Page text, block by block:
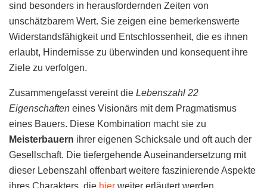
sind besonders in herausfordernden Zeiten von
unschätzbarem Wert. Sie zeigen eine bemerkenswerte
Widerstandsfähigkeit und Entschlossenheit, die es ihnen
erlaubt, Hindernisse zu überwinden und konsequent ihre
Ziele zu verfolgen.
Zusammengefasst vereint die Lebenszahl 22
Eigenschaften eines Visionärs mit dem Pragmatismus
eines Bauers. Diese Kombination macht sie zu
Meisterbauern ihrer eigenen Schicksale und oft auch der
Gesellschaft. Die tiefergehende Auseinandersetzung mit
dieser Lebenszahl offenbart weitere faszinierende Aspekte